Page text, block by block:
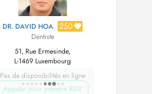
DR. DAVID HOA 250
Dentiste
51, Rue Ermesinde,
L-1469 Luxembourg
Pas de disponibilités en ligne
Appeler pour prendre RDV